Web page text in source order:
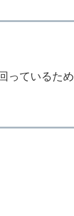
ているた